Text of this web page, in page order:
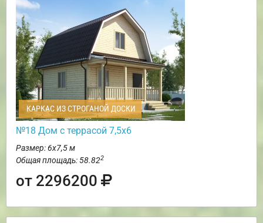
КАРКАС ИЗ СТРОГАНОЙ ДОСКИ
№18 Дом с террасой 7,5х6
Размер: 6х7,5 м
Общая площадь: 58.822
от 2296200